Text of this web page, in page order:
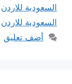
للاردن,
للاردن
أضف تعليق